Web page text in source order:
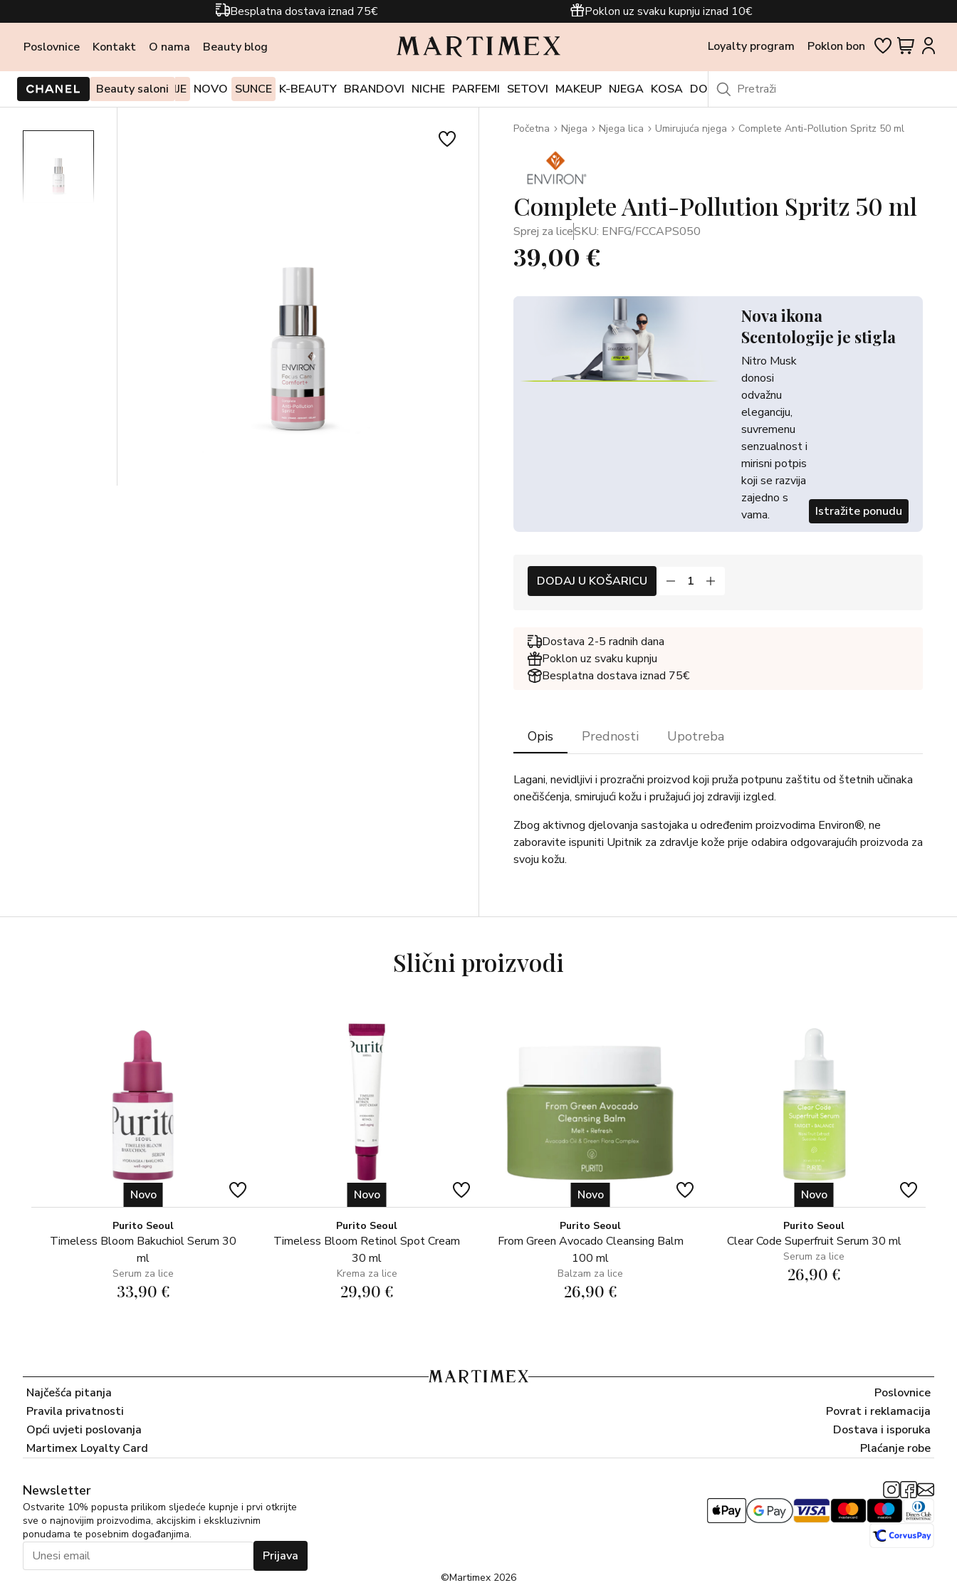
Besplatna dostava iznad 75€ Poklon uz svaku kupnju iznad 10€
Poslovnice Kontakt O nama Beauty blog Loyalty program Poklon bon
Beauty saloni
PONUDE I AKCIJE NOVO SUNCE K-BEAUTY BRANDOVI NICHE PARFEMI SETOVI MAKEUP NJEGA KOSA DODACI OUTLET
Početna Njega Njega lica Umirujuća njega Complete Anti-Pollution Spritz 50 ml
Complete Anti-Pollution Spritz 50 ml
Sprej za liceSKU: ENFG/FCCAPS050
39,00 €
Nova ikona
Scentologije je stigla
Nitro Musk
donosi
odvažnu
eleganciju,
suvremenu
senzualnost i
mirisni potpis
koji se razvija
zajedno s
vama.
Istražite ponudu
DODAJ U KOŠARICU
Dostava 2-5 radnih dana
Poklon uz svaku kupnju
Besplatna dostava iznad 75€
Opis Prednosti Upotreba
Lagani, nevidljivi i prozračni proizvod koji pruža potpunu zaštitu od štetnih učinaka
onečišćenja, smirujući kožu i pružajući joj zdraviji izgled.
Zbog aktivnog djelovanja sastojaka u određenim proizvodima Environ®, ne
zaboravite ispuniti Upitnik za zdravlje kože prije odabira odgovarajućih proizvoda za
svoju kožu.
Slični proizvodi
Novo
Purito Seoul
Timeless Bloom Bakuchiol Serum 30
ml
Serum za lice
33,90 €
Novo
Purito Seoul
Timeless Bloom Retinol Spot Cream
30 ml
Krema za lice
29,90 €
Novo
Purito Seoul
From Green Avocado Cleansing Balm
100 ml
Balzam za lice
26,90 €
Novo
Purito Seoul
Clear Code Superfruit Serum 30 ml
Serum za lice
26,90 €
Najčešća pitanja
Pravila privatnosti
Opći uvjeti poslovanja
Martimex Loyalty Card
Poslovnice
Povrat i reklamacija
Dostava i isporuka
Plaćanje robe
Newsletter
Ostvarite 10% popusta prilikom sljedeće kupnje i prvi otkrijte
sve o najnovijim proizvodima, akcijskim i ekskluzivnim
ponudama te posebnim događanjima.
Prijava
©Martimex 2026